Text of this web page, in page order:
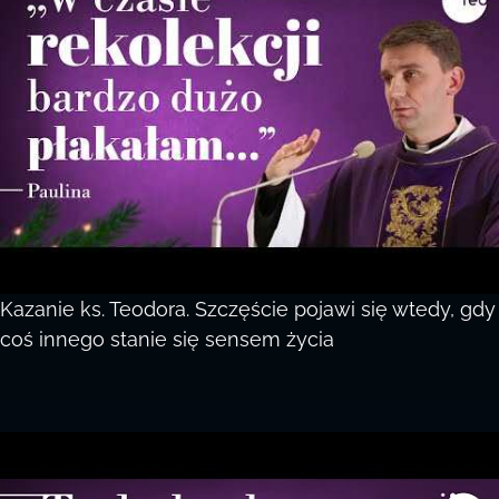
Kazanie ks. Teodora. Szczęście pojawi się wtedy, gdy
coś innego stanie się sensem życia